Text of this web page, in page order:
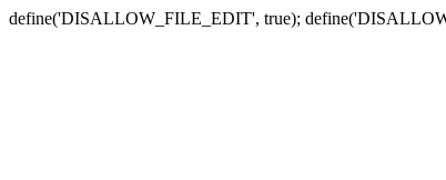
define('DISALLOW_FILE_EDIT', true);